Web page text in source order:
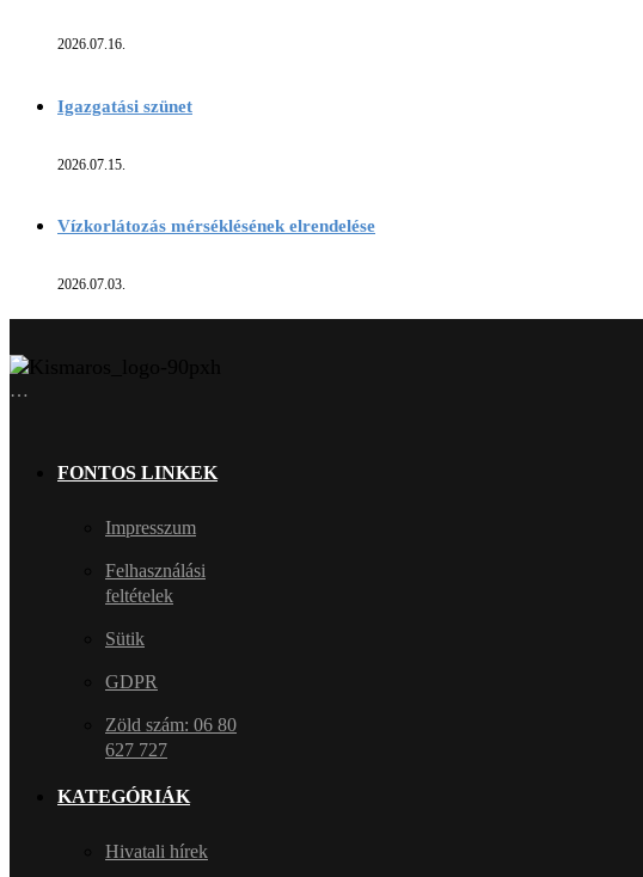
2026.07.16.
Igazgatási szünet
2026.07.15.
Vízkorlátozás mérséklésének elrendelése
2026.07.03.
…
FONTOS LINKEK
Impresszum
Felhasználási
feltételek
Sütik
GDPR
Zöld szám: 06 80
627 727
KATEGÓRIÁK
Hivatali hírek